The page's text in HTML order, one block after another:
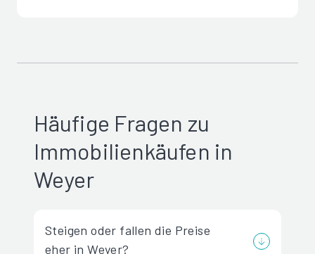
Häufige Fragen zu
Immobilienkäufen in
Weyer
Steigen oder fallen die Preise
eher in Weyer?